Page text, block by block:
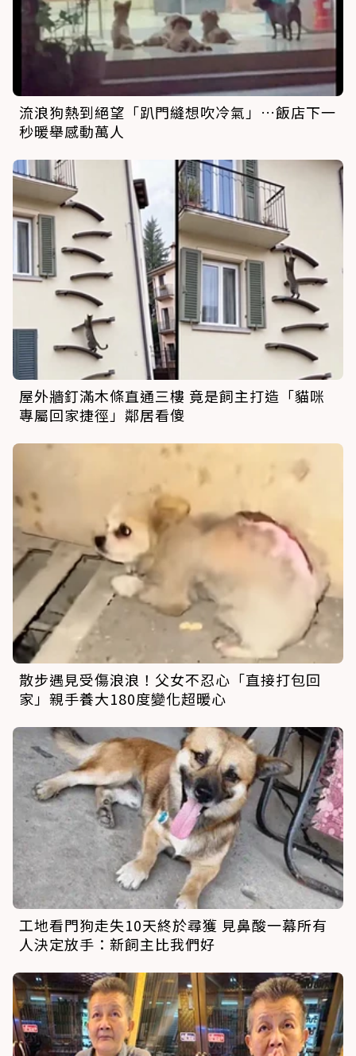
流浪狗熱到絕望「趴門縫想吹冷氣」…飯店下一
秒暖舉感動萬人
屋外牆釘滿木條直通三樓 竟是飼主打造「貓咪
專屬回家捷徑」鄰居看傻
散步遇見受傷浪浪！父女不忍心「直接打包回
家」親手養大180度變化超暖心
工地看門狗走失10天終於尋獲 見鼻酸一幕所有
人決定放手：新飼主比我們好